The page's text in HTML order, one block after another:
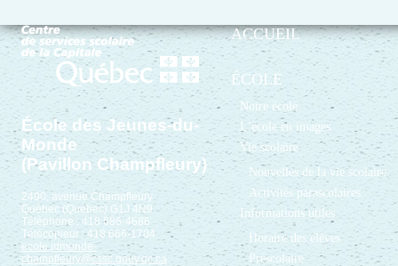
École des Jeunes-du-
Monde
(Pavillon Champfleury)
2490, avenue Champfleury
Québec (Québec) G1J 4N9
Téléphone : 418 686-4686
Télécopieur : 418 666-1704
ecole.jdmonde-
champfleury@cssc.gouv.qc.ca
ACCUEIL
ÉCOLE
Notre école
L’école en images
Vie scolaire
Nouvelles de la vie scolaire
Activités parascolaires
Informations utiles
Horaire des élèves
Préscolaire